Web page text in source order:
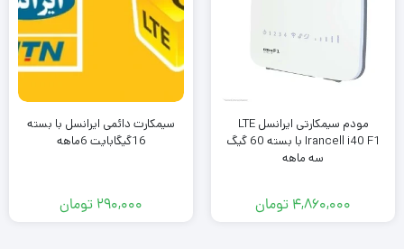
مودم سیمکارتی ایرانسل LTE
Irancell i40 F1 با بسته 60 گیگ
سه ماهه
۴,۸۶۰,۰۰۰ تومان
سیمکارت دائمی ایرانسل با بسته
16گیگابایت 6ماهه
۲۹۰,۰۰۰ تومان